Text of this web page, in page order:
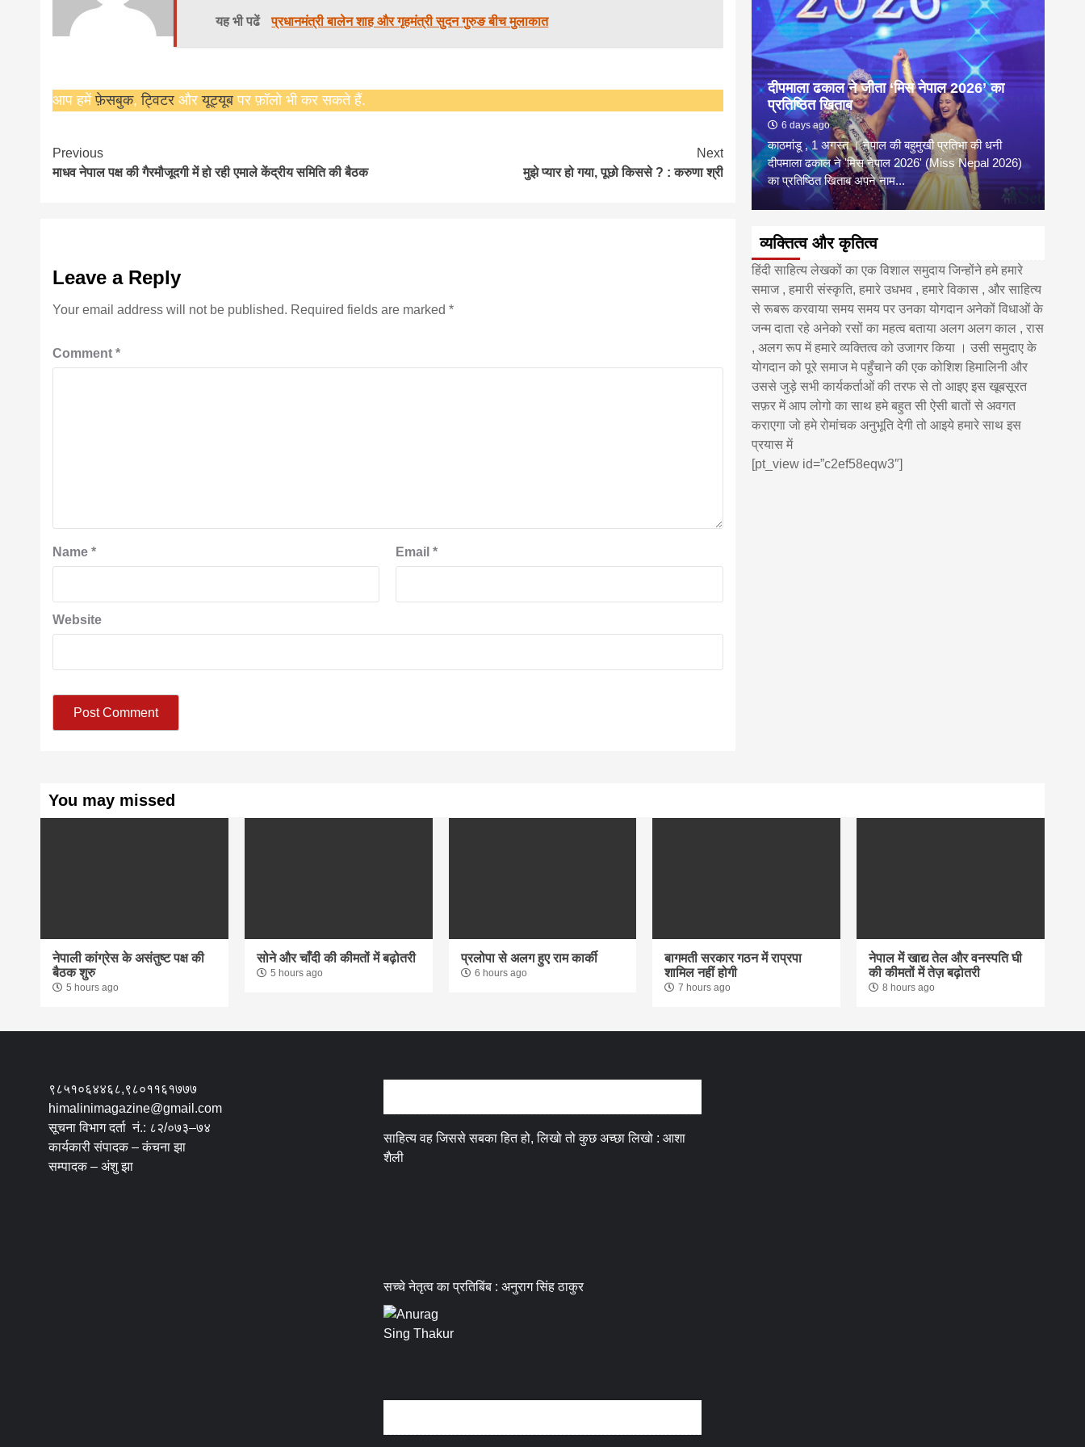
यह भी पढें प्रधानमंत्री बालेन शाह और गृहमंत्री सुदन गुरुङ बीच मुलाकात
आप हमेंफ़ेसबुक,ट्विटरऔरयूट्यूब पर फ़ॉलो भी कर सकते हैं.
Continue
Reading
Previous
माधव नेपाल पक्ष की गैरमौजूदगी में हो रही एमाले केंद्रीय समिति की बैठक
Next
मुझे प्यार हो गया, पूछो किससे ? : करुणा श्री
Leave a Reply
Your email address will not be published. Required fields are marked*
Comment*
Name* Email*
Website
सीताराम विवाह पंचमी महोत्सव के तीसरे दिन धनुष
जनकपुरधाम/मिश्री लाल मधुकर। सीताराम विवाह पंचमी
महोत्सव के तीसरे दिन जानकी मंदिर के प्रांगण में धनुष यज्ञ
आयोजित किया गया। रंगभूमि मैदान में राजा विदेह...
दीपमाला ढकाल ने जीता ‘मिस नेपाल 2026’ का
प्रतिष्ठित खिताब
6 days ago
काठमांडू , 1 अगस्त । नेपाल की बहुमुखी प्रतिभा की धनी
दीपमाला ढकाल ने 'मिस नेपाल 2026' (Miss Nepal 2026)
का प्रतिष्ठित खिताब अपने नाम...
व्यक्तित्व और कृतित्व
हिंदी साहित्य लेखकों का एक विशाल समुदाय जिन्होंने हमे हमारे
समाज , हमारी संस्कृति, हमारे उधभव , हमारे विकास , और साहित्य
से रूबरू करवाया समय समय पर उनका योगदान अनेकों विधाओं के
जन्म दाता रहे अनेको रसों का महत्व बताया अलग अलग काल , रास
, अलग रूप में हमारे व्यक्तित्व को उजागर किया । उसी समुदाए के
योगदान को पूरे समाज मे पहुँचाने की एक कोशिश हिमालिनी और
उससे जुड़े सभी कार्यकर्ताओं की तरफ से तो आइए इस खूबसूरत
सफ़र में आप लोगो का साथ हमे बहुत सी ऐसी बातों से अवगत
कराएगा जो हमे रोमांचक अनुभूति देगी तो आइये हमारे साथ इस
प्रयास में
[pt_view id=”c2ef58eqw3″]
You may missed
नेपाली कांग्रेस के असंतुष्ट पक्ष की
बैठक शुरु
5 hours ago
सोने और चाँदी की कीमतों में बढ़ोतरी
5 hours ago
प्रलोपा से अलग हुए राम कार्की
6 hours ago
बागमती सरकार गठन में राप्रपा
शामिल नहीं होगी
7 hours ago
नेपाल में खाद्य तेल और वनस्पति घी
की कीमतों में तेज़ बढ़ोतरी
8 hours ago
९८५१०६४४६८,९८०११६१७७७
himalinimagazine@gmail.com
सूचना विभाग दर्ता नं.: ८२/०७३–७४
कार्यकारी संपादक – कंचना झा
सम्पादक – अंशु झा
साहित्य वह जिससे सबका हित हो, लिखो तो कुछ अच्छा लिखो : आशा
शैली
सच्चे नेतृत्व का प्रतिबिंब : अनुराग सिंह ठाकुर